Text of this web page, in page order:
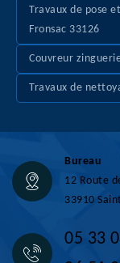
Travaux de pose
Fronsac 33126
Couvreur
Travaux de
Bureau
12 Route
33910
05 33